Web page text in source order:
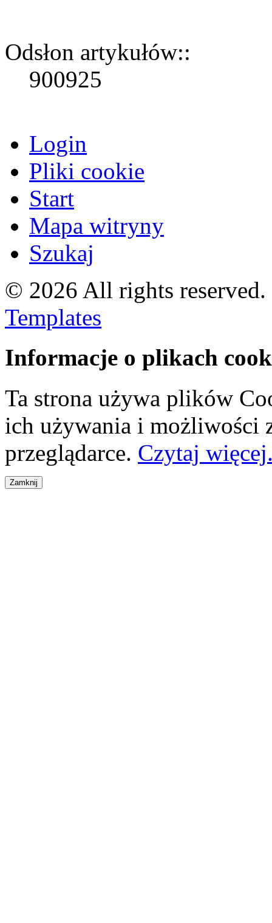
Odsłon artykułów::
900925
Login
Pliki cookie
Start
Mapa witryny
Szukaj
© 2026 All rights
Templates
Informacje o plikach
Ta strona używa plików
ich używania i możliwości
przeglądarce. Czytaj